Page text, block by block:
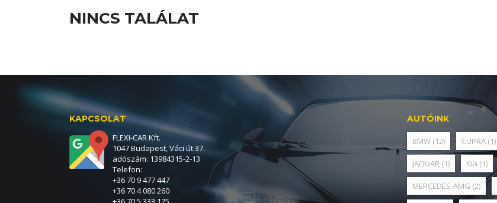
NINCS TALÁLAT
KAPCSOLAT
FLEXI-CAR Kft.
1047 Budapest, Váci út 37.
adószám: 13984315-2-13
Telefon:
+36 70 9 477 447
+36 70 4 080 260
AUTÓINK
BMW (12) CUPRA (1)
JAGUAR (1) Kia (1)
MERCEDES-AMG (2)